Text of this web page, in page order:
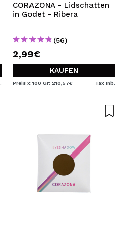
CORAZONA - Lidschatten
in Godet - Ribera
(56)
2,99€
KAUFEN
Preis x 100 Gr: 210,57€ Tax Inb.